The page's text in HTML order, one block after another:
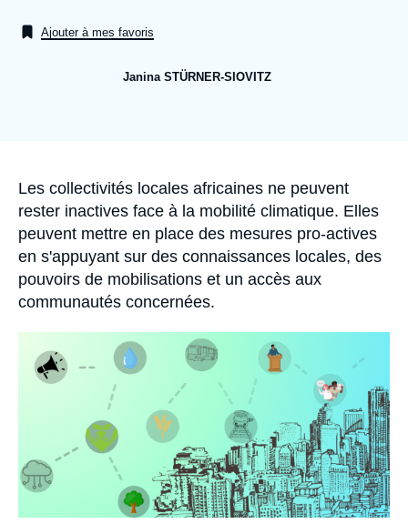
publication
Ajouter à mes favoris
Janina STÜRNER-SIOVITZ
Accroche
Les collectivités locales africaines ne peuvent
rester inactives face à la mobilité climatique. Elles
peuvent mettre en place des mesures pro-actives
en s'appuyant sur des connaissances locales, des
pouvoirs de mobilisations et un accès aux
communautés concernées.
principale